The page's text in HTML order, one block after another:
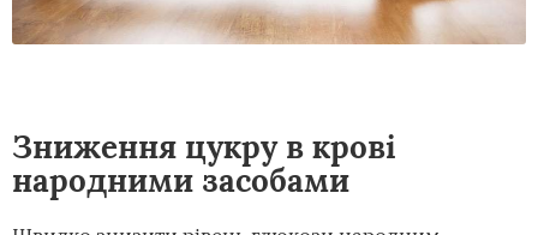
Зниження цукру в крові
народними засобами